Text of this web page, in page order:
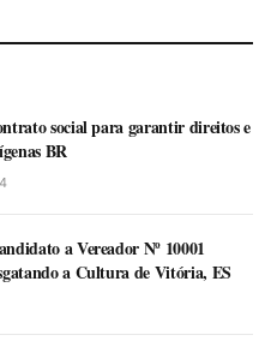
social para garantir direitos e
BR
a Vereador Nº 10001
a Cultura de Vitória, ES